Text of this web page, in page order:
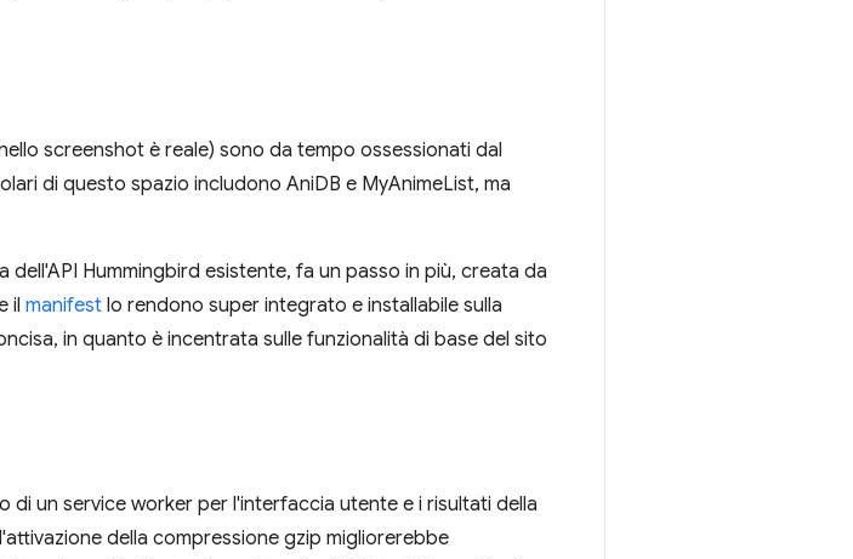
screenshot è reale) sono da tempo ossessionati dal
di questo spazio includono AniDB e MyAnimeList, ma
dell'API Hummingbird esistente, fa un passo in più, creata da
il manifest lo rendono super integrato e installabile sulla
in quanto è incentrata sulle funzionalità di base del sito
di un service worker per l'interfaccia utente e i risultati della
della compressione gzip migliorerebbe